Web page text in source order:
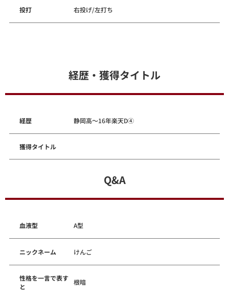
投打 右投げ/左打ち
経歴・獲得タイトル
経歴 静岡高～16年楽天D④
獲得タイトル
Q&A
血液型 A型
ニックネーム けんご
性格を一言で表す
と
根暗